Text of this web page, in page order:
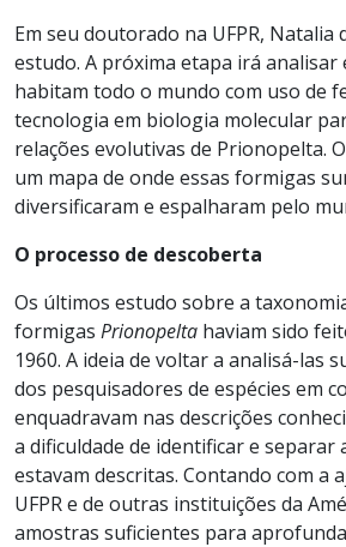
Em seu doutorado na UFPR, Natalia
estudo. A próxima etapa irá analisar
habitam todo o mundo com uso de
tecnologia em biologia molecular
relações evolutivas de Prionopelta.
um mapa de onde essas formigas
diversificaram e espalharam pelo
O processo de descoberta
Os últimos estudo sobre a
formigas Prionopelta haviam sido
1960. A ideia de voltar a analisá-las
dos pesquisadores de espécies em
enquadravam nas descrições
a dificuldade de identificar e separar
estavam descritas. Contando com a
UFPR e de outras instituições da
amostras suficientes para